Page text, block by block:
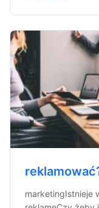
marketingIstnieje